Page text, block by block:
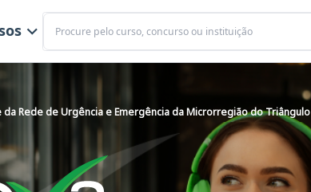
Buscar
Rede de Urgência e Emergência da Microrregião do Triângulo